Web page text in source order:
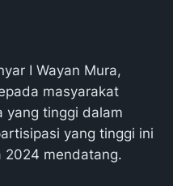
I Wayan Mura,
masyarakat
yang tinggi dalam
yang tinggi ini
2024 mendatang.